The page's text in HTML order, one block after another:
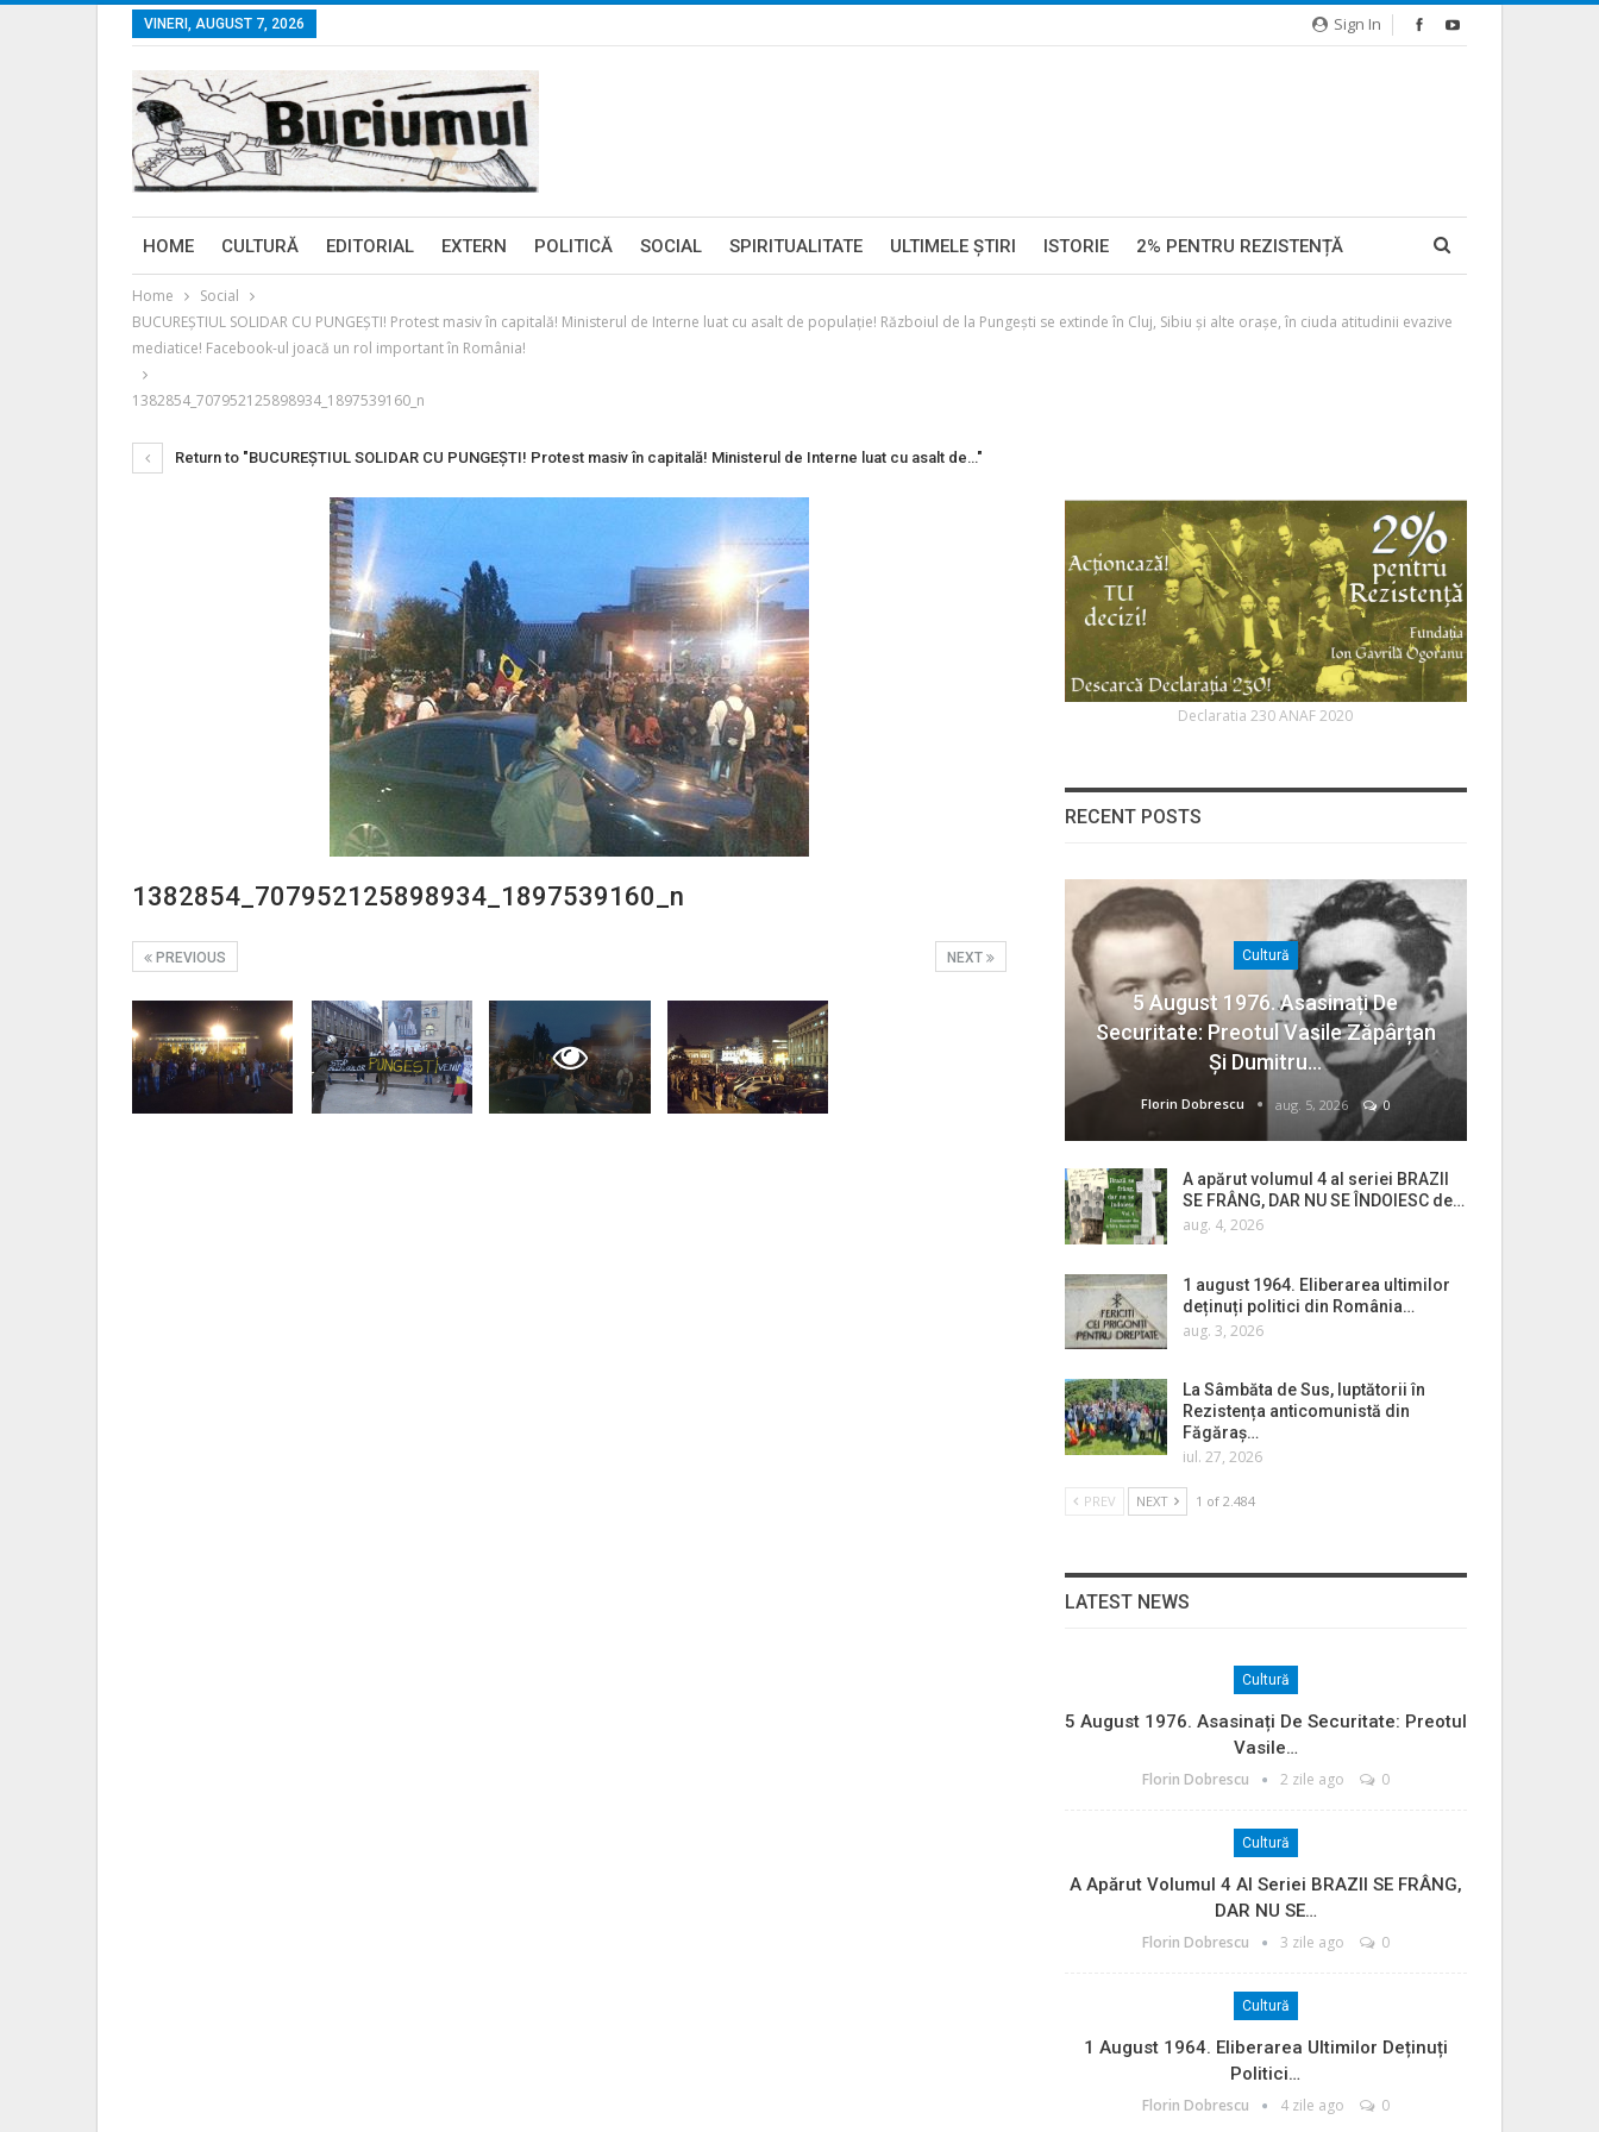
Sign In
VINERI, AUGUST 7, 2026
HOME CULTURĂ EDITORIAL EXTERN POLITICĂ SOCIAL SPIRITUALITATE ULTIMELE ŞTIRI ISTORIE 2% PENTRU REZISTENȚĂ
Home
Social
BUCUREŞTIUL SOLIDAR CU PUNGEŞTI! Protest masiv în capitală! Ministerul de Interne luat cu asalt de populaţie! Războiul de la Pungeşti se extinde în Cluj, Sibiu şi alte oraşe, în ciuda atitudinii evazive
mediatice! Facebook-ul joacă un rol important în România!
1382854_707952125898934_1897539160_n
Return to "BUCUREŞTIUL SOLIDAR CU PUNGEŞTI! Protest masiv în capitală! Ministerul de Interne luat cu asalt de…"
1382854_707952125898934_1897539160_n
NEXT
PREVIOUS
Declaratia 230 ANAF 2020
RECENT POSTS
Cultură
5 August 1976. Asasinați De
Securitate: Preotul Vasile Zăpârțan
Și Dumitru…
Florin Dobrescu aug. 5, 2026 0
A apărut volumul 4 al seriei BRAZII
SE FRÂNG, DAR NU SE ÎNDOIESC de…
aug. 4, 2026
1 august 1964. Eliberarea ultimilor
deținuți politici din România…
aug. 3, 2026
La Sâmbăta de Sus, luptătorii în
Rezistența anticomunistă din
Făgăraș…
iul. 27, 2026
PREV NEXT 1 of 2.484
LATEST NEWS
Cultură
5 August 1976. Asasinați De Securitate: Preotul
Vasile…
Florin Dobrescu 2 zile ago 0
Cultură
A Apărut Volumul 4 Al Seriei BRAZII SE FRÂNG,
DAR NU SE…
Florin Dobrescu 3 zile ago 0
Cultură
1 August 1964. Eliberarea Ultimilor Deținuți
Politici…
Florin Dobrescu 4 zile ago 0